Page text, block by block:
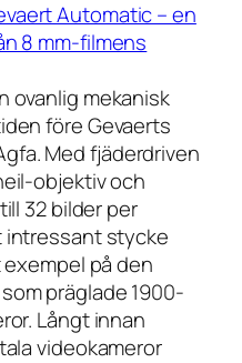
Automatic – en
8 mm-filmens
ovanlig mekanisk
före Gevaerts
Med fjäderdriven
objektiv och
32 bilder per
intressant stycke
på den
präglade 1900-
Långt innan
videokameror